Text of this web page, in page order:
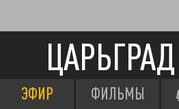
ЦАРЬГРАД
ЭФИР ФИЛЬМЫ